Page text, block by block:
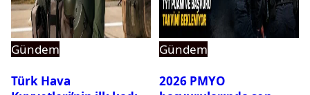
Gündem
Türk Hava
Gündem
2026 PMYO